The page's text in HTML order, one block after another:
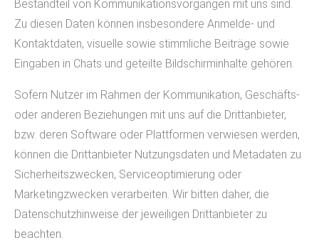
Bestandteil von Kommunikationsvorgängen mit uns sind.
Zu diesen Daten können insbesondere Anmelde- und
Kontaktdaten, visuelle sowie stimmliche Beiträge sowie
Eingaben in Chats und geteilte Bildschirminhalte gehören.
Sofern Nutzer im Rahmen der Kommunikation, Geschäfts-
oder anderen Beziehungen mit uns auf die Drittanbieter,
bzw. deren Software oder Plattformen verwiesen werden,
können die Drittanbieter Nutzungsdaten und Metadaten zu
Sicherheitszwecken, Serviceoptimierung oder
Marketingzwecken verarbeiten. Wir bitten daher, die
Datenschutzhinweise der jeweiligen Drittanbieter zu
beachten.